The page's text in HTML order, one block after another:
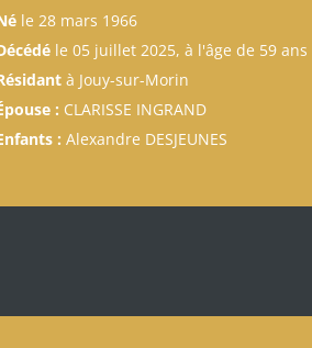
le 28 mars 1966
le 05 juillet 2025, à l'âge de 59 ans
à Jouy-sur-Morin
: CLARISSE INGRAND
: Alexandre DESJEUNES